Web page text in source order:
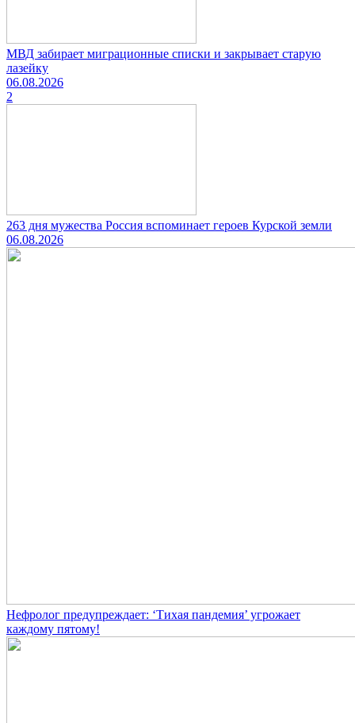
МВД забирает миграционные списки и закрывает старую
лазейку
06.08.2026
2
263 дня мужества Россия вспоминает героев Курской земли
06.08.2026
Нефролог предупреждает: ‘Тихая пандемия’ угрожает
каждому пятому!